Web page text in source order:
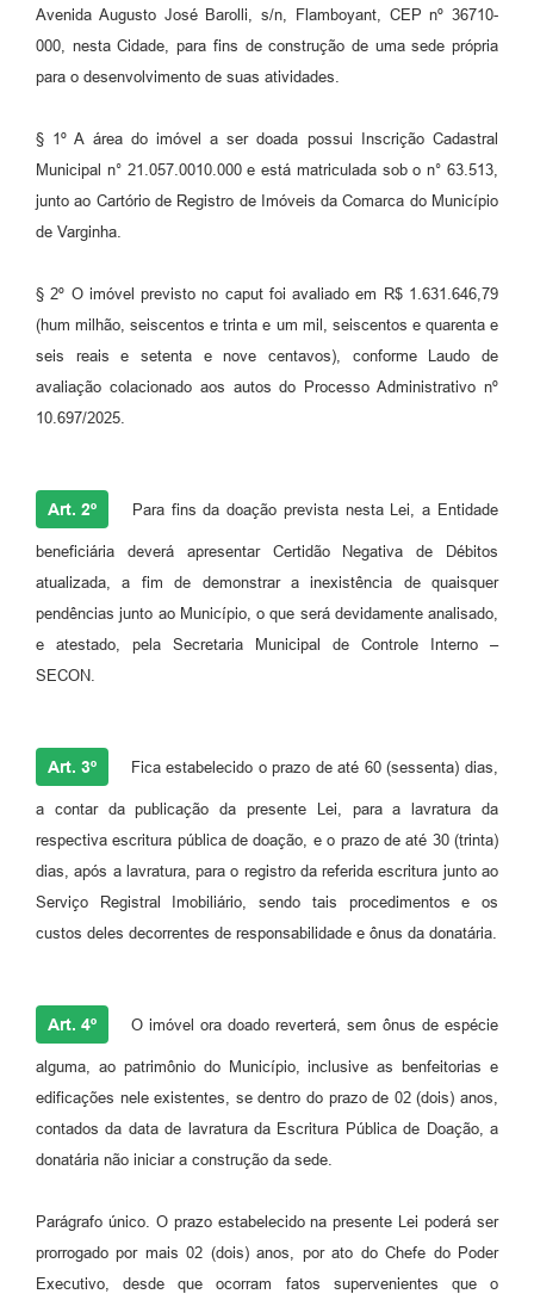
Avenida Augusto José Barolli, s/n, Flamboyant, CEP nº 36710-
000, nesta Cidade, para fins de construção de uma sede própria
para o desenvolvimento de suas atividades.
§ 1º A área do imóvel a ser doada possui Inscrição Cadastral
Municipal n° 21.057.0010.000 e está matriculada sob o n° 63.513,
junto ao Cartório de Registro de Imóveis da Comarca do Município
de Varginha.
§ 2º O imóvel previsto no caput foi avaliado em R$ 1.631.646,79
(hum milhão, seiscentos e trinta e um mil, seiscentos e quarenta e
seis reais e setenta e nove centavos), conforme Laudo de
avaliação colacionado aos autos do Processo Administrativo nº
10.697/2025.
Art. 2º Para fins da doação prevista nesta Lei, a Entidade
beneficiária deverá apresentar Certidão Negativa de Débitos
atualizada, a fim de demonstrar a inexistência de quaisquer
pendências junto ao Município, o que será devidamente analisado,
e atestado, pela Secretaria Municipal de Controle Interno –
SECON.
Art. 3º Fica estabelecido o prazo de até 60 (sessenta) dias,
a contar da publicação da presente Lei, para a lavratura da
respectiva escritura pública de doação, e o prazo de até 30 (trinta)
dias, após a lavratura, para o registro da referida escritura junto ao
Serviço Registral Imobiliário, sendo tais procedimentos e os
custos deles decorrentes de responsabilidade e ônus da donatária.
Art. 4º O imóvel ora doado reverterá, sem ônus de espécie
alguma, ao patrimônio do Município, inclusive as benfeitorias e
edificações nele existentes, se dentro do prazo de 02 (dois) anos,
contados da data de lavratura da Escritura Pública de Doação, a
donatária não iniciar a construção da sede.
Parágrafo único. O prazo estabelecido na presente Lei poderá ser
prorrogado por mais 02 (dois) anos, por ato do Chefe do Poder
Executivo, desde que ocorram fatos supervenientes que o